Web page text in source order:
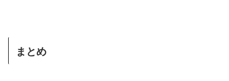
まとめ